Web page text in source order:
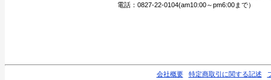
電話：0827-22-0104(am10:00～pm6:00まで）
会社概要 特定商取引に関する記述